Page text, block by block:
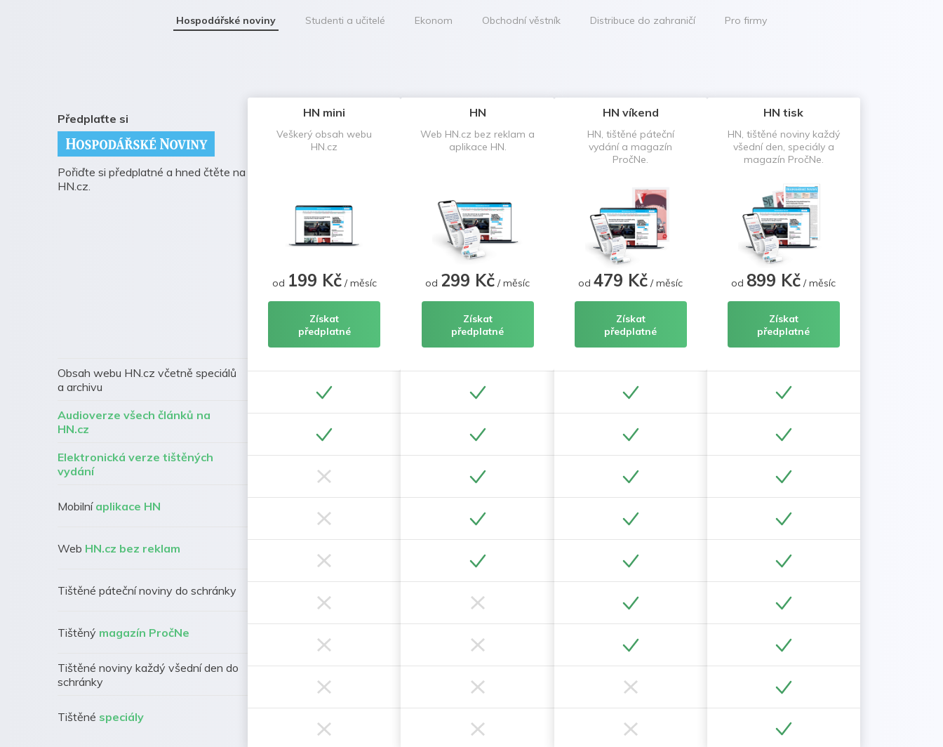
Hospodářské noviny Studenti a učitelé Ekonom Obchodní věstník Distribuce do zahraničí Pro firmy
Předplaťte si
Pořiďte si předplatné a hned čtěte na
HN.cz.
Obsah webu HN.cz včetně speciálů
a archivu
Audioverze všech článků na
HN.cz
Elektronická verze tištěných
vydání
Mobilní aplikace HN
Web HN.cz bez reklam
Tištěné páteční noviny do schránky
Tištěný magazín PročNe
Tištěné noviny každý všední den do
schránky
Tištěné speciály
HN mini
Veškerý obsah webu
HN.cz
od 199 Kč/ měsíc
Získat
předplatné
HN
Web HN.cz bez reklam a
aplikace HN.
od 299 Kč / měsíc
Získat
předplatné
HN víkend
HN, tištěné páteční
vydání a magazín
PročNe.
od479 Kč / měsíc
Získat
předplatné
HN tisk
HN, tištěné noviny každý
všední den, speciály a
magazín PročNe.
od 899 Kč / měsíc
Získat
předplatné